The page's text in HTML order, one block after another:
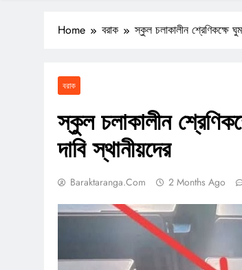
Home বরাক স্কুল চলাকালীন শ্রেণিকক্ষে
বরাক
স্কুল চলাকালীন
দাবি স্থানীয়দের
Baraktaranga.com 2 Months Ago